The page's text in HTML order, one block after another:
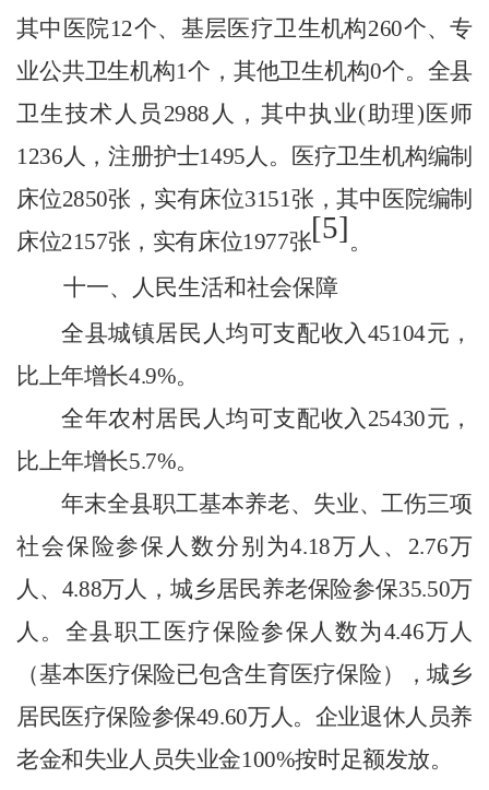
其中医院12个、基层医疗卫生机构260个、专
业公共卫生机构1个，其他卫生机构0个。全县
卫生技术人员 2988 人，其中执业(助理) 医师
1236 人，注册护士1495 人。医疗卫生机构编制
床位2850张，实有床位3151张，其中医院编制
床位2157张，实有床位1977张[5]。
十一、人民生活和社会保障
全县城镇居民人均可支配收入 45104元，
比上年增长4.9%。
全年农村居民人均可支配收入 25430元，
比上年增长5.7%。
年末全县职工基本养老、失业、工伤三项
社会保险参保人数分别为4.18万人、 2.76万
人、 4.88万人 ，城乡居民养老保险参保35.50万
人 。全县职工医疗保险参保人数为4.46万人
（基本医疗保险已包含生育医疗保险），城乡
居民医疗保险参保49.60万人。企业退休人员养
老金和失业人员失业金100%按时足额发放。